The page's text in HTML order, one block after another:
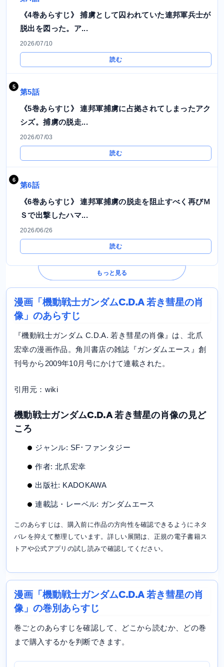
《4巻あらすじ》 捕虜として囚われていた連邦軍兵士が
脱出を図った。ア...
2026/07/10
読む
第5話
《5巻あらすじ》 連邦軍捕虜に占拠されてしまったアク
シズ。捕虜の脱走...
2026/07/03
読む
第6話
《6巻あらすじ》 連邦軍捕虜の脱走を阻止すべく再びＭ
Ｓで出撃したハマ...
2026/06/26
読む
もっと見る
漫画「機動戦士ガンダムC.D.A 若き彗星の肖
像」のあらすじ
『機動戦士ガンダム C.D.A. 若き彗星の肖像』は、北爪
宏幸の漫画作品。角川書店の雑誌『ガンダムエース』創
刊号から2009年10月号にかけて連載された。
引用元：wiki
機動戦士ガンダムC.D.A 若き彗星の肖像の見ど
ころ
ジャンル: SF･ファンタジー
作者: 北爪宏幸
出版社: KADOKAWA
連載誌・レーベル: ガンダムエース
このあらすじは、購入前に作品の方向性を確認できるようにネタ
バレを抑えて整理しています。詳しい展開は、正規の電子書籍ス
トアや公式アプリの試し読みで確認してください。
漫画「機動戦士ガンダムC.D.A 若き彗星の肖
像」の巻別あらすじ
巻ごとのあらすじを確認して、どこから読むか、どの巻
まで購入するかを判断できます。